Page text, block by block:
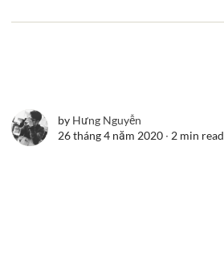
by Hưng Nguyễn
26 tháng 4 năm 2020 ∙ 2 min read